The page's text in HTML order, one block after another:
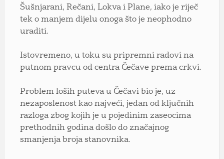
Šušnjarani, Rečani, Lokva i Plane, iako je riječ
tek o manjem dijelu onoga što je neophodno
uraditi.
Istovremeno, u toku su pripremni radovi na
putnom pravcu od centra Čečave prema crkvi.
Problem loših puteva u Čečavi bio je, uz
nezaposlenost kao najveći, jedan od ključnih
razloga zbog kojih je u pojedinim zaseocima
prethodnih godina došlo do značajnog
smanjenja broja stanovnika.